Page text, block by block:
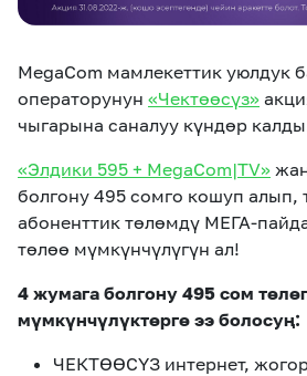
Биз жөнүндө Жаңылыктар
Офис картасы
жана каптоо
MegaTV MegaPay
MegaCom мамлекеттик уюлдук
операторунун «Чектөөсүз»
чыгарына саналуу күндөр
«Элдики 595 + MegaCom|TV»
болгону 495 сомго кошуп алып,
абоненттик төлөмдү МЕГА-
төлөө мүмкүнчүлүгүн ал!
4 жумага болгону 495 сом
мүмкүнчүлүктөргө ээ болосуң:
ЧЕКТӨӨСҮЗ интернет,